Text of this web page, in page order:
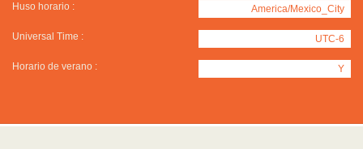
Huso horario : America/Mexico_City
Universal Time : UTC-6
Horario de verano : Y